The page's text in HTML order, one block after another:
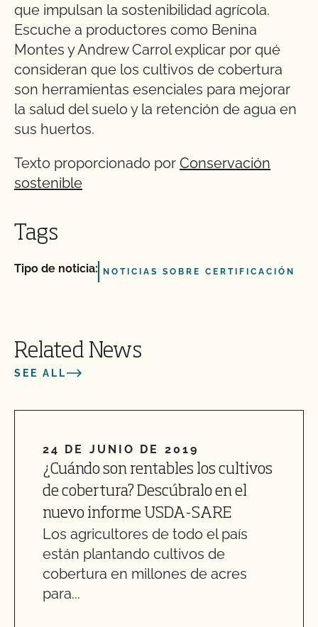
que impulsan la sostenibilidad agrícola.
Escuche a productores como Benina
Montes y Andrew Carrol explicar por qué
consideran que los cultivos de cobertura
son herramientas esenciales para mejorar
la salud del suelo y la retención de agua en
sus huertos.
Texto proporcionado por Conservación
sostenible
Tags
Tipo de noticia: NOTICIAS SOBRE CERTIFICACIÓN
Related News
SEE ALL
24 DE JUNIO DE 2019
¿Cuándo son rentables los cultivos
de cobertura? Descúbralo en el
nuevo informe USDA-SARE
Los agricultores de todo el país
están plantando cultivos de
cobertura en millones de acres
para...